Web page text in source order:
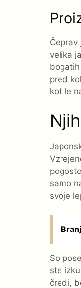
Čeprav
velika
pred
kot le
samo
svoje
So
ste
čredi,